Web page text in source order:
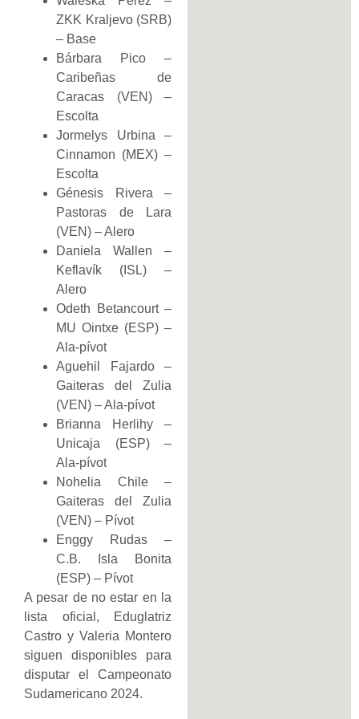
ZKK Kraljevo (SRB)
– Base
Bárbara Pico –
Caribeñas de
Caracas (VEN) –
Escolta
Jormelys Urbina –
Cinnamon (MEX) –
Escolta
Génesis Rivera –
Pastoras de Lara
(VEN) – Alero
Daniela Wallen –
Keflavík (ISL) –
Alero
Odeth Betancourt –
MU Ointxe (ESP) –
Ala-pívot
Aguehil Fajardo –
Gaiteras del Zulia
(VEN) – Ala-pívot
Brianna Herlihy –
Unicaja (ESP) –
Ala-pívot
Nohelia Chile –
Gaiteras del Zulia
(VEN) – Pívot
Enggy Rudas –
C.B. Isla Bonita
(ESP) – Pívot
A pesar de no estar en la
lista oficial, Eduglatriz
Castro y Valeria Montero
siguen disponibles para
disputar el Campeonato
Sudamericano 2024.